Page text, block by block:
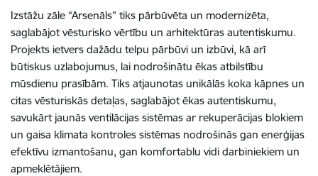
Izstāžu zāle “Arsenāls” tiks pārbūvēta un modernizēta,
saglabājot vēsturisko vērtību un arhitektūras autentiskumu.
Projekts ietvers dažādu telpu pārbūvi un izbūvi, kā arī
būtiskus uzlabojumus, lai nodrošinātu ēkas atbilstību
mūsdienu prasībām. Tiks atjaunotas unikālās koka kāpnes un
citas vēsturiskās detaļas, saglabājot ēkas autentiskumu,
savukārt jaunās ventilācijas sistēmas ar rekuperācijas blokiem
un gaisa klimata kontroles sistēmas nodrošinās gan enerģijas
efektīvu izmantošanu, gan komfortablu vidi darbiniekiem un
apmeklētājiem.